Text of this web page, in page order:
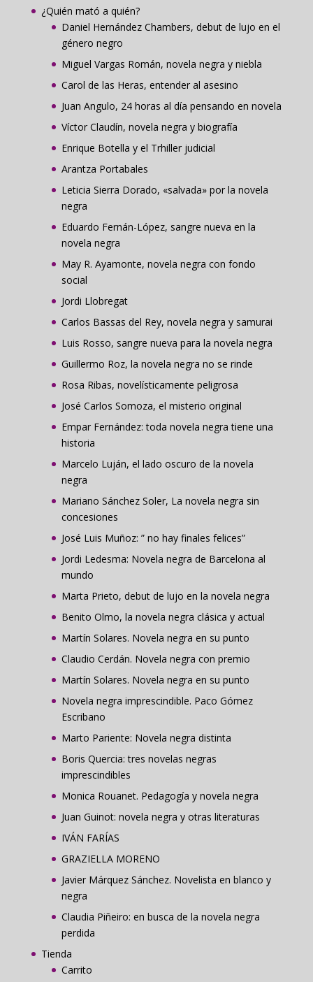
¿Quién mató a quién?
Daniel Hernández Chambers, debut de lujo en el
género negro
Miguel Vargas Román, novela negra y niebla
Carol de las Heras, entender al asesino
Juan Angulo, 24 horas al día pensando en novela
Víctor Claudín, novela negra y biografía
Enrique Botella y el Trhiller judicial
Arantza Portabales
Leticia Sierra Dorado, «salvada» por la novela
negra
Eduardo Fernán-López, sangre nueva en la
novela negra
May R. Ayamonte, novela negra con fondo
social
Jordi Llobregat
Carlos Bassas del Rey, novela negra y samurai
Luis Rosso, sangre nueva para la novela negra
Guillermo Roz, la novela negra no se rinde
Rosa Ribas, novelísticamente peligrosa
José Carlos Somoza, el misterio original
Empar Fernández: toda novela negra tiene una
historia
Marcelo Luján, el lado oscuro de la novela
negra
Mariano Sánchez Soler, La novela negra sin
concesiones
José Luis Muñoz: ” no hay finales felices”
Jordi Ledesma: Novela negra de Barcelona al
mundo
Marta Prieto, debut de lujo en la novela negra
Benito Olmo, la novela negra clásica y actual
Martín Solares. Novela negra en su punto
Claudio Cerdán. Novela negra con premio
Martín Solares. Novela negra en su punto
Novela negra imprescindible. Paco Gómez
Escribano
Marto Pariente: Novela negra distinta
Boris Quercia: tres novelas negras
imprescindibles
Monica Rouanet. Pedagogía y novela negra
Juan Guinot: novela negra y otras literaturas
IVÁN FARÍAS
GRAZIELLA MORENO
Javier Márquez Sánchez. Novelista en blanco y
negra
Claudia Piñeiro: en busca de la novela negra
perdida
Tienda
Carrito